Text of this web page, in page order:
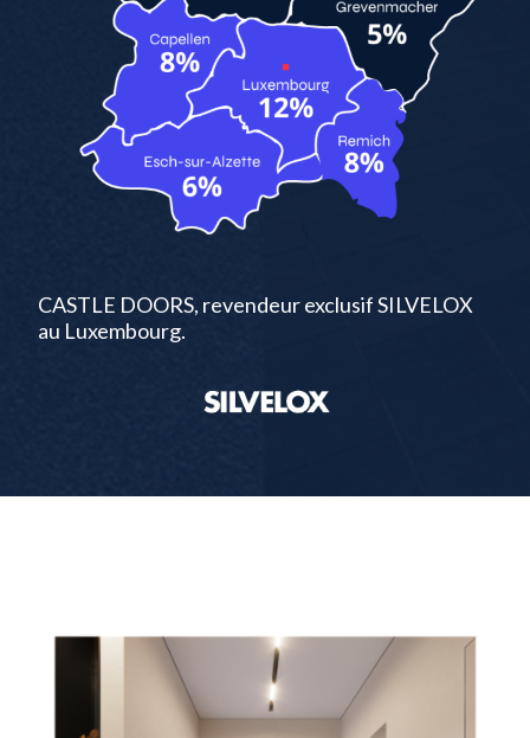
CASTLE DOORS, revendeur exclusif SILVELOX
au Luxembourg.